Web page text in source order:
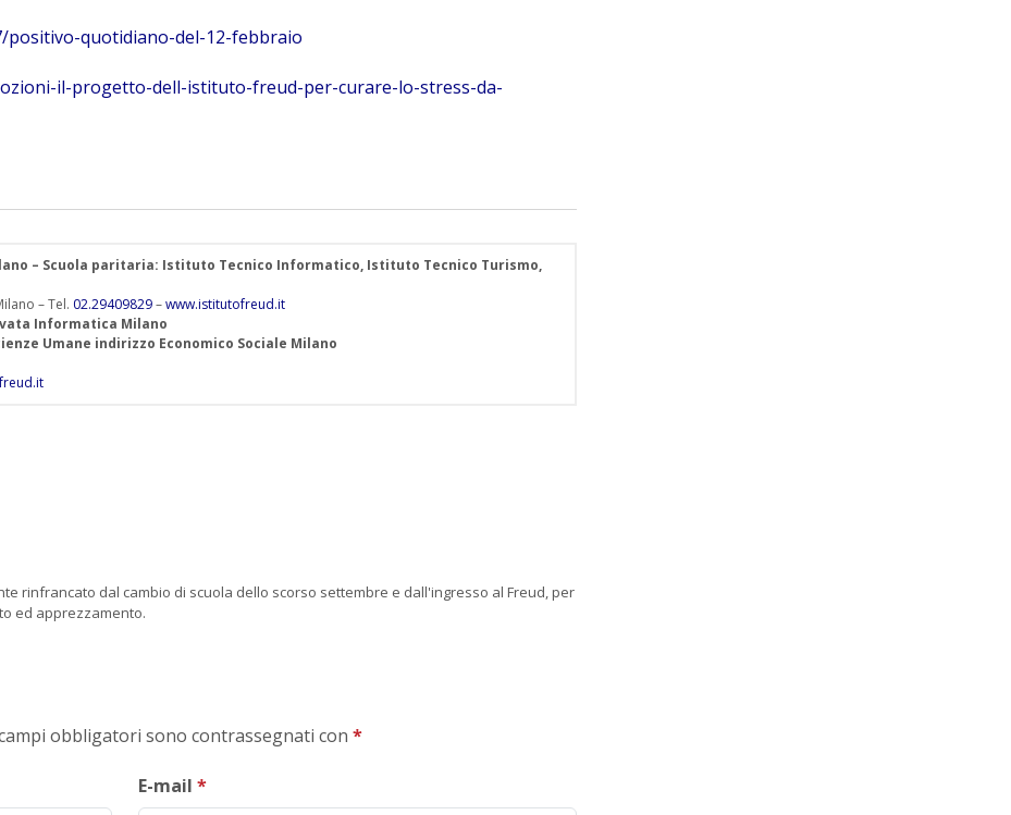
positivo-quotidiano-del-12-febbraio
il-progetto-dell-istituto-freud-per-curare-lo-stress-da-
– Scuola paritaria: Istituto Tecnico Informatico, Istituto Tecnico Turismo,
– Tel. 02.29409829–www.istitutofreud.it
Informatica Milano
Umane indirizzo Economico Sociale Milano
rinfrancato dal cambio di scuola dello scorso settembre e dall'ingresso al Freud, per
ed apprezzamento.
obbligatori sono contrassegnati con *
E-mail *